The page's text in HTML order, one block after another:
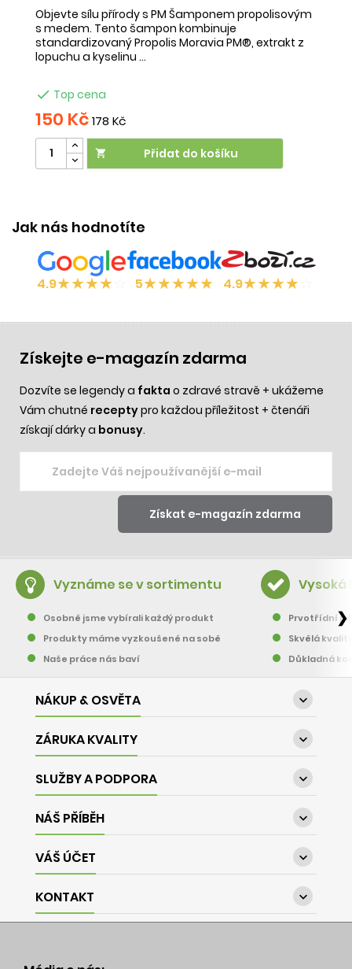
Objevte sílu přírody s PM Šamponem propolisovým
s medem. Tento šampon kombinuje
standardizovaný Propolis Moravia PM®, extrakt z
lopuchu a kyselinu ...
 Top cena
150 Kč178 Kč
 Přidat do košíku
Jak nás hodnotíte
4.9★★★★ 5★★★★★ 4.9★★★★
Získejte e-magazín zdarma
Dozvíte se legendy a fakta o zdravé stravě + ukážeme
Vám chutné receptypro každou příležitost + čtenáři
získají dárky a bonusy.
Vyznáme se v sortimentu
Osobně jsme vybírali každý produkt
Produkty máme vyzkoušené na sobě
Naše práce nás baví
Vysoká
Prvotřídní
Skvělá
Důkladná
❯
NÁKUP & OSVĚTA 
ZÁRUKA KVALITY 
SLUŽBY A PODPORA 
NÁŠ PŘÍBĚH 
VÁŠ ÚČET 
KONTAKT 